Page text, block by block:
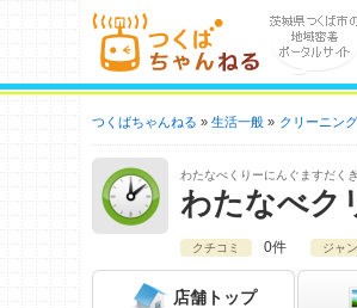
つくばちゃんねる 生活一般 クリーニング
わたなべくりーにんぐますだく
わたなべク
クチコミ 0件 ジャ
店舗 トップ